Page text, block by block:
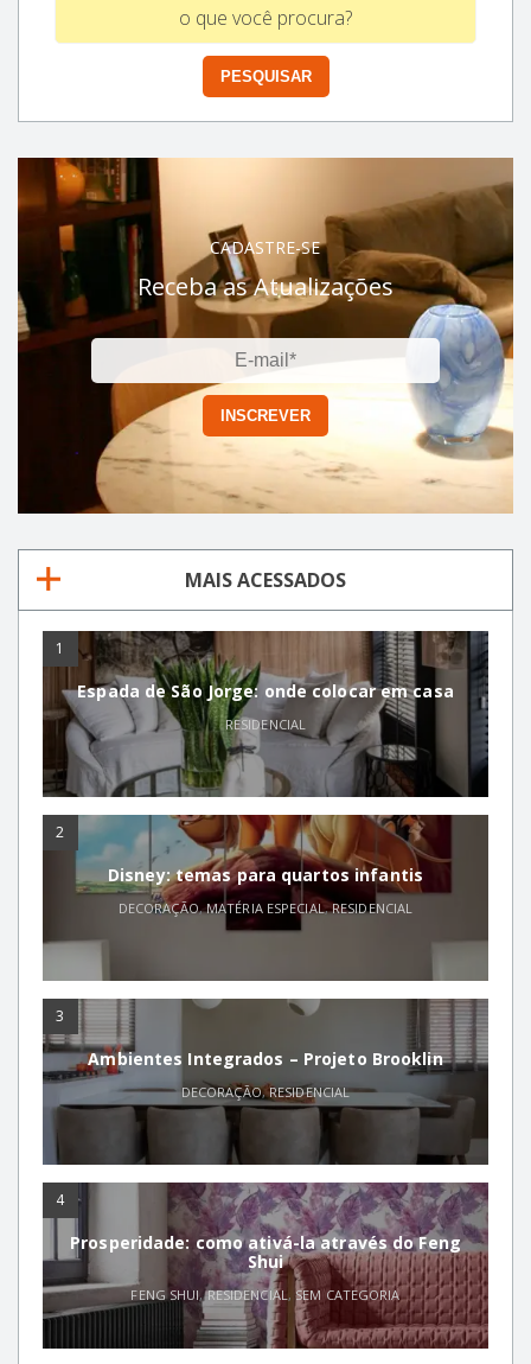
CADASTRE-SE
Receba as Atualizações
MAIS ACESSADOS
1
Espada de São Jorge: onde colocar em casa
RESIDENCIAL
2
Disney: temas para quartos infantis
DECORAÇÃO,MATÉRIA ESPECIAL,RESIDENCIAL
3
Ambientes Integrados – Projeto Brooklin
DECORAÇÃO,RESIDENCIAL
4
Prosperidade: como ativá-la através do Feng
Shui
FENG SHUI,RESIDENCIAL ,SEM CATEGORIA